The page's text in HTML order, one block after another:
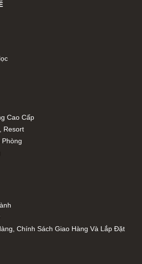
Cao Cấp
Resort
Phòng
Chính Sách Giao Hàng Và Lắp Đặt